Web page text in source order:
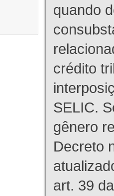
quando
crédito
SELIC.
gênero
Decreto
art. 39